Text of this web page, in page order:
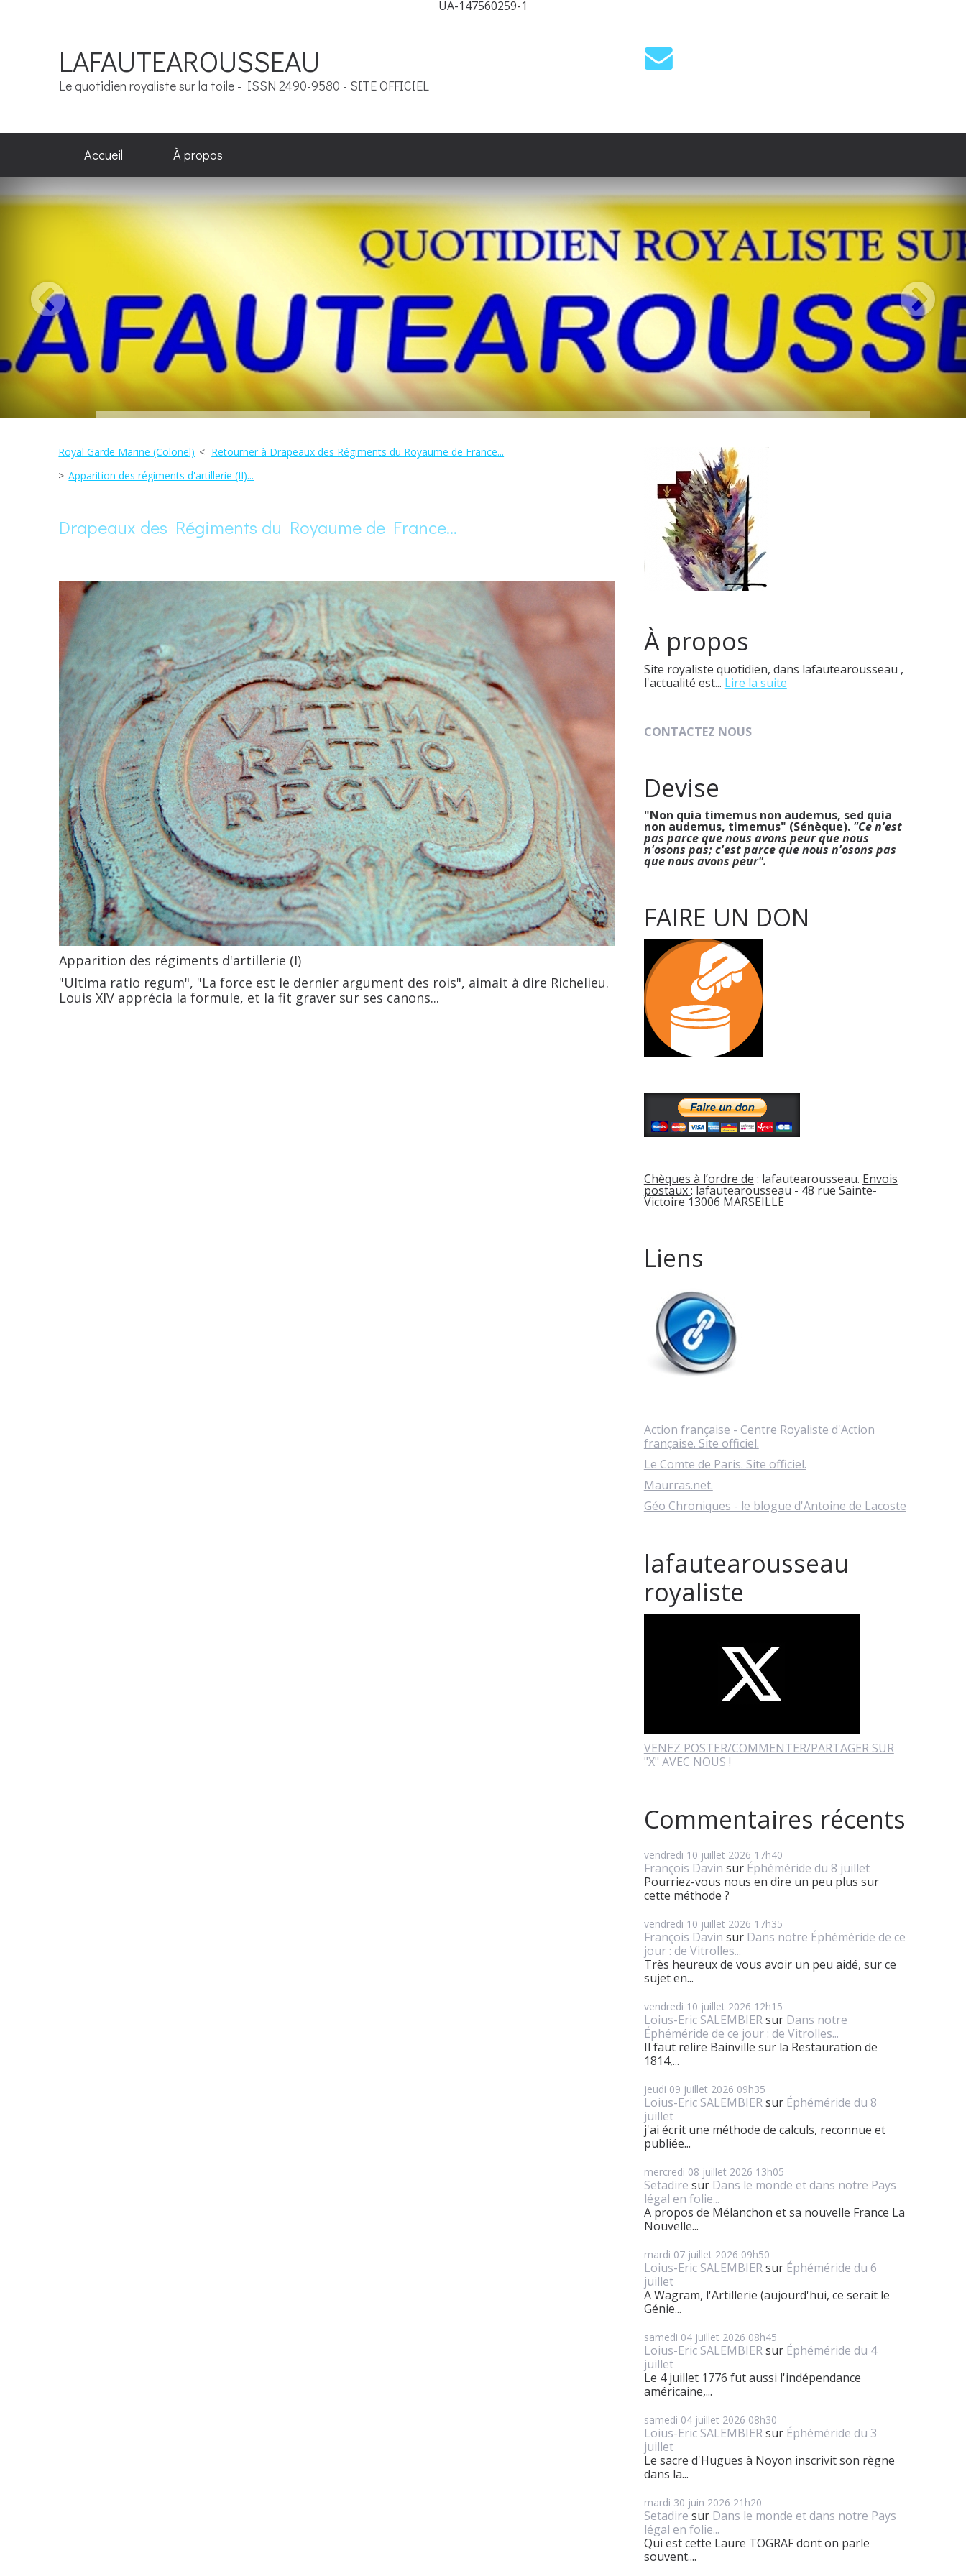
UA-147560259-1
LAFAUTEAROUSSEAU
Le quotidien royaliste sur la toile - ISSN 2490-9580 - SITE OFFICIEL
Accueil À propos
Royal Garde Marine (Colonel)
Retourner à Drapeaux des Régiments du Royaume de France...
Apparition des régiments d'artillerie (II)...
Drapeaux des Régiments du Royaume de France...
Apparition des régiments d'artillerie (I)
"Ultima ratio regum", "La force est le dernier argument des rois", aimait à dire Richelieu.
Louis XIV apprécia la formule, et la fit graver sur ses canons...
À propos
Site royaliste quotidien, dans lafautearousseau ,
l'actualité est... Lire la suite
CONTACTEZ NOUS
Devise
"Non quia timemus non audemus, sed quia
non audemus, timemus" (Sénèque). "Ce n'est
pas parce que nous avons peur que nous
n'osons pas; c'est parce que nous n'osons pas
que nous avons peur".
FAIRE UN DON
Chèques à l’ordre de : lafautearousseau. Envois
postaux: lafautearousseau - 48 rue Sainte-
Victoire 13006 MARSEILLE
Liens
Action française - Centre Royaliste d'Action
française. Site officiel.
Le Comte de Paris. Site officiel.
Maurras.net.
Géo Chroniques - le blogue d'Antoine de Lacoste
lafautearousseau
royaliste
VENEZ POSTER/COMMENTER/PARTAGER SUR
"X" AVEC NOUS !
Commentaires récents
vendredi 10 juillet 2026 17h40
François Davin sur Éphéméride du 8 juillet
Pourriez-vous nous en dire un peu plus sur
cette méthode ?
vendredi 10 juillet 2026 17h35
François Davin sur Dans notre Éphéméride de ce
jour : de Vitrolles...
Très heureux de vous avoir un peu aidé, sur ce
sujet en...
vendredi 10 juillet 2026 12h15
Loius-Eric SALEMBIERsur Dans notre
Éphéméride de ce jour : de Vitrolles...
Il faut relire Bainville sur la Restauration de
1814,...
jeudi 09 juillet 2026 09h35
Loius-Eric SALEMBIERsur Éphéméride du 8
juillet
j'ai écrit une méthode de calculs, reconnue et
publiée...
mercredi 08 juillet 2026 13h05
Setadire sur Dans le monde et dans notre Pays
légal en folie...
A propos de Mélanchon et sa nouvelle France La
Nouvelle...
mardi 07 juillet 2026 09h50
Loius-Eric SALEMBIERsur Éphéméride du 6
juillet
A Wagram, l'Artillerie (aujourd'hui, ce serait le
Génie...
samedi 04 juillet 2026 08h45
Loius-Eric SALEMBIERsur Éphéméride du 4
juillet
Le 4 juillet 1776 fut aussi l'indépendance
américaine,...
samedi 04 juillet 2026 08h30
Loius-Eric SALEMBIERsur Éphéméride du 3
juillet
Le sacre d'Hugues à Noyon inscrivit son règne
dans la...
mardi 30 juin 2026 21h20
Setadire sur Dans le monde et dans notre Pays
légal en folie...
Qui est cette Laure TOGRAF dont on parle
souvent....